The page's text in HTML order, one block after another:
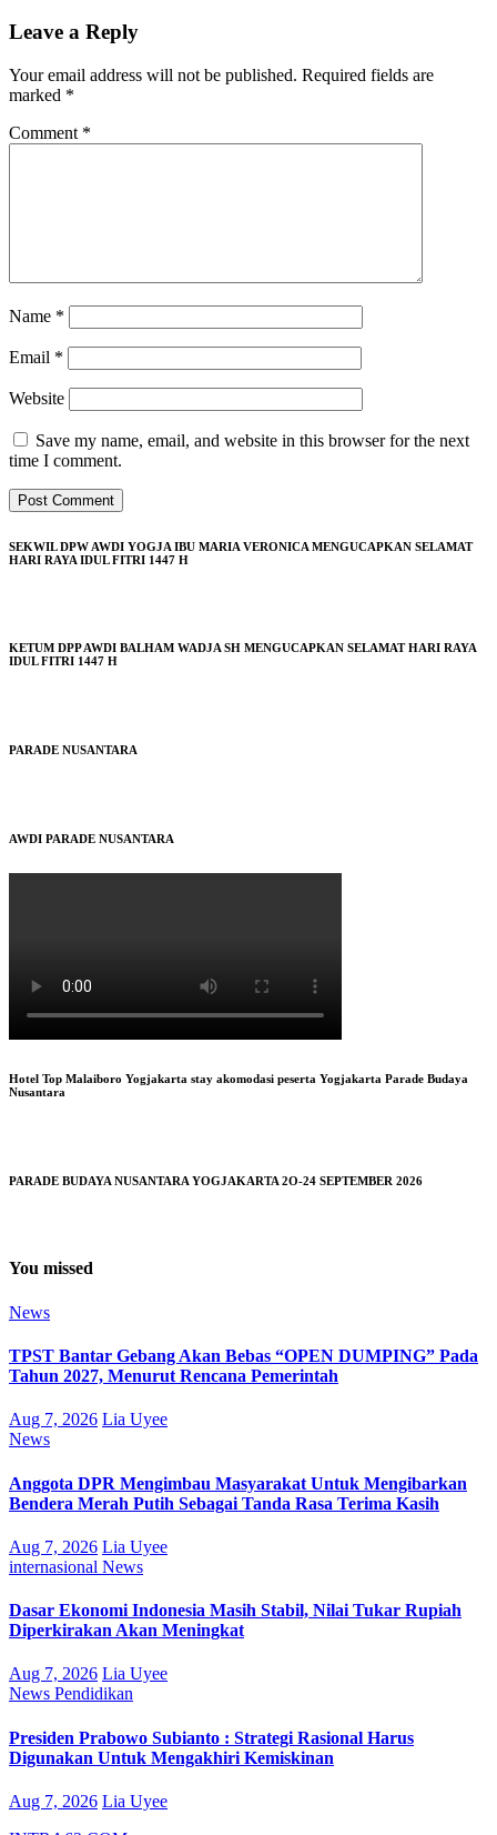
Leave a Reply
Your email address will not be published. Required fields are
marked *
Comment *
Name *
Email *
Website
Save my name, email, and website in this browser for the next
time I comment.
SEKWIL DPW AWDI YOGJA IBU MARIA VERONICA MENGUCAPKAN SELAMAT
HARI RAYA IDUL FITRI 1447 H
KETUM DPP AWDI BALHAM WADJA SH MENGUCAPKAN SELAMAT HARI RAYA
IDUL FITRI 1447 H
PARADE NUSANTARA
AWDI PARADE NUSANTARA
Hotel Top Malaiboro Yogjakarta stay akomodasi peserta Yogjakarta Parade Budaya
Nusantara
PARADE BUDAYA NUSANTARA YOGJAKARTA 2O-24 SEPTEMBER 2026
You missed
News
TPST Bantar Gebang Akan Bebas “OPEN DUMPING” Pada
Tahun 2027, Menurut Rencana Pemerintah
Aug 7, 2026 Lia Uyee
News
Anggota DPR Mengimbau Masyarakat Untuk Mengibarkan
Bendera Merah Putih Sebagai Tanda Rasa Terima Kasih
Aug 7, 2026 Lia Uyee
internasional News
Dasar Ekonomi Indonesia Masih Stabil, Nilai Tukar Rupiah
Diperkirakan Akan Meningkat
Aug 7, 2026 Lia Uyee
News Pendidikan
Presiden Prabowo Subianto : Strategi Rasional Harus
Digunakan Untuk Mengakhiri Kemiskinan
Aug 7, 2026 Lia Uyee